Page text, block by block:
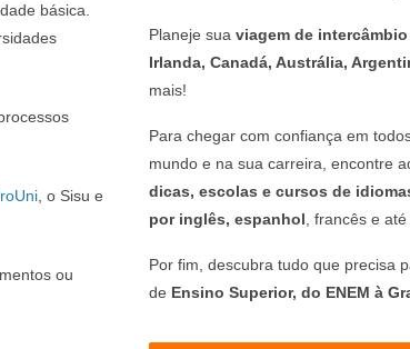
básica.
, o Sisu e
ou
Planeje sua viagem de intercâmbio
Irlanda, Canadá, Austrália,
mais!
Para chegar com confiança em
mundo e na sua carreira, encontre
dicas, escolas e cursos de
por inglês, espanhol , francês e
Por fim, descubra tudo que precisa
de Ensino Superior, do ENEM à